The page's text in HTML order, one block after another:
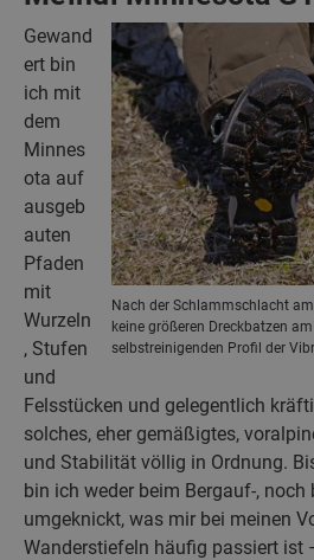
Nach der Schlammschlacht
keine größeren Dreckbatzen
selbstreinigenden Profil der
Gewand
ert bin
ich mit
dem
Minnes
ota auf
ausgeb
auten
Pfaden
mit
Wurzeln
, Stufen
und
Felsstücken und gelegentlich
solches, eher gemäßigtes,
und Stabilität völlig in Ordnung.
bin ich weder beim Bergauf-, noch
umgeknickt, was mir bei meinen
Wanderstiefeln häufig passiert ist